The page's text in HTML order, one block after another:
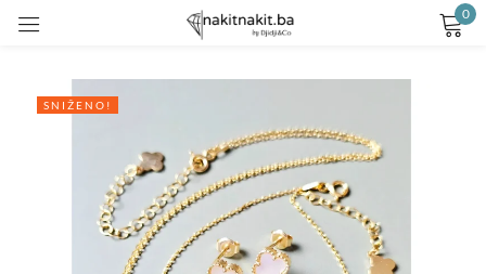
0
SNIŽENO!
Remember me Lost password?